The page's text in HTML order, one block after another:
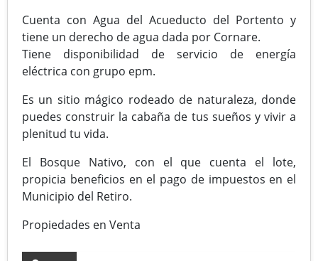
Cuenta con Agua del Acueducto del Portento y
tiene un derecho de agua dada por Cornare.
Tiene disponibilidad de servicio de energía
eléctrica con grupo epm.
Es un sitio mágico rodeado de naturaleza, donde
puedes construir la cabaña de tus sueños y vivir a
plenitud tu vida.
El Bosque Nativo, con el que cuenta el lote,
propicia beneficios en el pago de impuestos en el
Municipio del Retiro.
Propiedades en Venta